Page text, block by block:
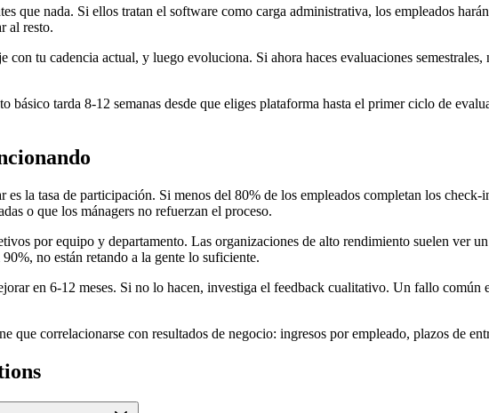
que nada. Si ellos tratan el software como carga administrativa, los empleados
al resto.
con tu cadencia actual, y luego evoluciona. Si ahora haces evaluaciones
básico tarda 8-12 semanas desde que eliges plataforma hasta el primer ciclo de
es la tasa de participación. Si menos del 80% de los empleados completan los
o que los mánagers no refuerzan el proceso.
por equipo y departamento. Las organizaciones de alto rendimiento suelen ver
no están retando a la gente lo suficiente.
en 6-12 meses. Si no lo hacen, investiga el feedback cualitativo. Un fallo
que correlacionarse con resultados de negocio: ingresos por empleado, plazos de